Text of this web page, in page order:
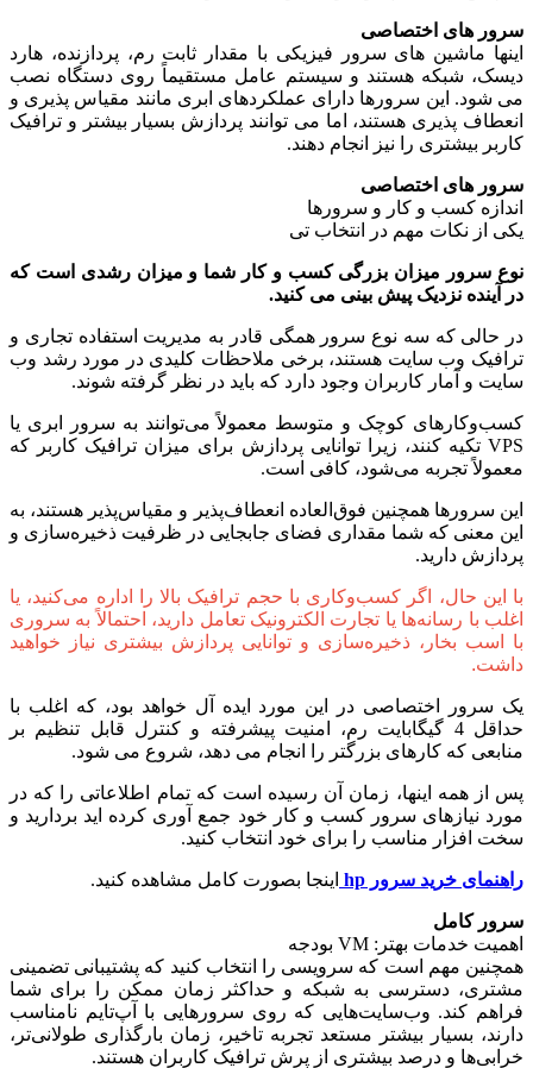
سرور های اختصاصی
اینها ماشین های سرور فیزیکی با مقدار ثابت رم، پردازنده، هارد
دیسک، شبکه هستند و سیستم عامل مستقیماً روی دستگاه نصب
می شود. این سرورها دارای عملکردهای ابری مانند مقیاس پذیری و
انعطاف پذیری هستند، اما می توانند پردازش بسیار بیشتر و ترافیک
کاربر بیشتری را نیز انجام دهند.
سرور های اختصاصی
اندازه کسب و کار و سرورها
یکی از نکات مهم در انتخاب تی
نوع سرور میزان بزرگی کسب و کار شما و میزان رشدی است که
در آینده نزدیک پیش بینی می کنید.
در حالی که سه نوع سرور همگی قادر به مدیریت استفاده تجاری و
ترافیک وب سایت هستند، برخی ملاحظات کلیدی در مورد رشد وب
سایت و آمار کاربران وجود دارد که باید در نظر گرفته شوند.
کسب‌وکارهای کوچک و متوسط معمولاً می‌توانند به سرور ابری یا
VPS تکیه کنند، زیرا توانایی پردازش برای میزان ترافیک کاربر که
معمولاً تجربه می‌شود، کافی است.
این سرورها همچنین فوق‌العاده انعطاف‌پذیر و مقیاس‌پذیر هستند، به
این معنی که شما مقداری فضای جابجایی در ظرفیت ذخیره‌سازی و
پردازش دارید.
با این حال، اگر کسب‌وکاری با حجم ترافیک بالا را اداره می‌کنید، یا
اغلب با رسانه‌ها یا تجارت الکترونیک تعامل دارید، احتمالاً به سروری
با اسب بخار، ذخیره‌سازی و توانایی پردازش بیشتری نیاز خواهید
داشت.
یک سرور اختصاصی در این مورد ایده آل خواهد بود، که اغلب با
حداقل 4 گیگابایت رم، امنیت پیشرفته و کنترل قابل تنظیم بر
منابعی که کارهای بزرگتر را انجام می دهد، شروع می شود.
پس از همه اینها، زمان آن رسیده است که تمام اطلاعاتی را که در
مورد نیازهای سرور کسب و کار خود جمع آوری کرده اید بردارید و
سخت افزار مناسب را برای خود انتخاب کنید.
راهنمای خرید سرور hp اینجا بصورت کامل مشاهده کنید.
سرور کامل
اهمیت خدمات بهتر: VM بودجه
همچنین مهم است که سرویسی را انتخاب کنید که پشتیبانی تضمینی
مشتری، دسترسی به شبکه و حداکثر زمان ممکن را برای شما
فراهم کند. وب‌سایت‌هایی که روی سرورهایی با آپ‌تایم نامناسب
دارند، بسیار بیشتر مستعد تجربه تاخیر، زمان بارگذاری طولانی‌تر،
خرابی‌ها و درصد بیشتری از پرش ترافیک کاربران هستند.